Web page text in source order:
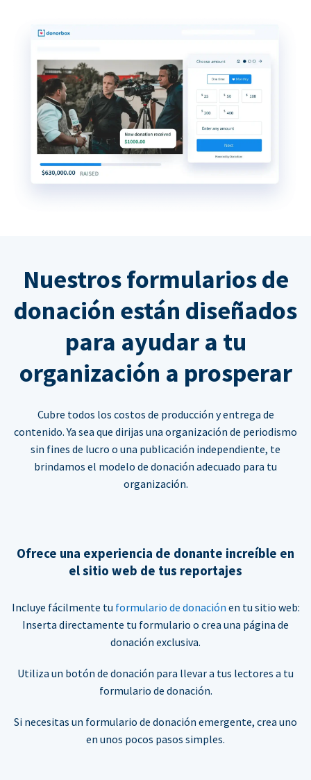
Nuestros formularios de
donación están diseñados
para ayudar a tu
organización a prosperar
Cubre todos los costos de producción y entrega de
contenido. Ya sea que dirijas una organización de periodismo
sin fines de lucro o una publicación independiente, te
brindamos el modelo de donación adecuado para tu
organización.
Ofrece una experiencia de donante increíble en
el sitio web de tus reportajes
Incluye fácilmente tu formulario de donación en tu sitio web:
Inserta directamente tu formulario o crea una página de
donación exclusiva.
Utiliza un botón de donación para llevar a tus lectores a tu
formulario de donación.
Si necesitas un formulario de donación emergente, crea uno
en unos pocos pasos simples.